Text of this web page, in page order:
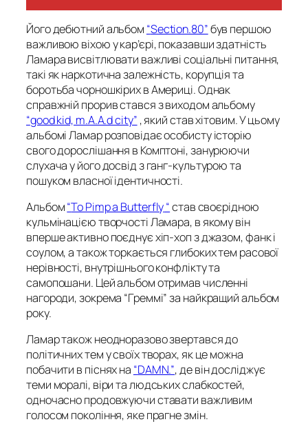
Його дебютний альбом “Section.80”був першою
важливою віхою у кар’єрі, показавши здатність
Ламара висвітлювати важливі соціальні питання,
такі як наркотична залежність, корупція та
боротьба чорношкірих в Америці. Однак
справжній прорив стався з виходом альбому
“good kid, m.A.A.d city” , який став хітовим. У цьому
альбомі Ламар розповідає особисту історію
свого дорослішання в Комптоні, занурюючи
слухача у його досвід з ганг-культурою та
пошуком власної ідентичності​.
Альбом“To Pimp a Butterfly“став своєрідною
кульмінацією творчості Ламара, в якому він
вперше активно поєднує хіп-хоп з джазом, фанк і
соулом, а також торкається глибоких тем расової
нерівності, внутрішнього конфлікту та
самопошани. Цей альбом отримав численні
нагороди, зокрема “Греммі” за найкращий альбом
року.
Ламар також неодноразово звертався до
політичних тем у своїх творах, як це можна
побачити в піснях на “DAMN.”, де він досліджує
теми моралі, віри та людських слабкостей,
одночасно продовжуючи ставати важливим
голосом покоління, яке прагне змін.